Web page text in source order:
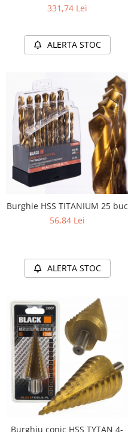
331,74 Lei
ALERTA STOC
Burghie HSS TITANIUM 25 buc
56,84 Lei
ALERTA STOC
Burghiu conic HSS TYTAN 4-